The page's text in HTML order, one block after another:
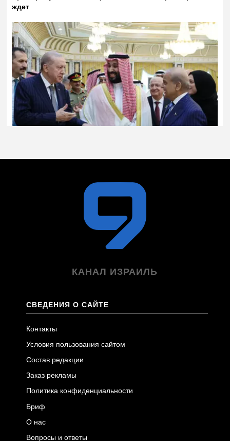
КАНАЛ ИЗРАИЛЬ
СВЕДЕНИЯ О САЙТЕ
Контакты
Условия пользования сайтом
Состав редакции
Заказ рекламы
Политика конфиденциальности
Бриф
О нас
Вопросы и ответы